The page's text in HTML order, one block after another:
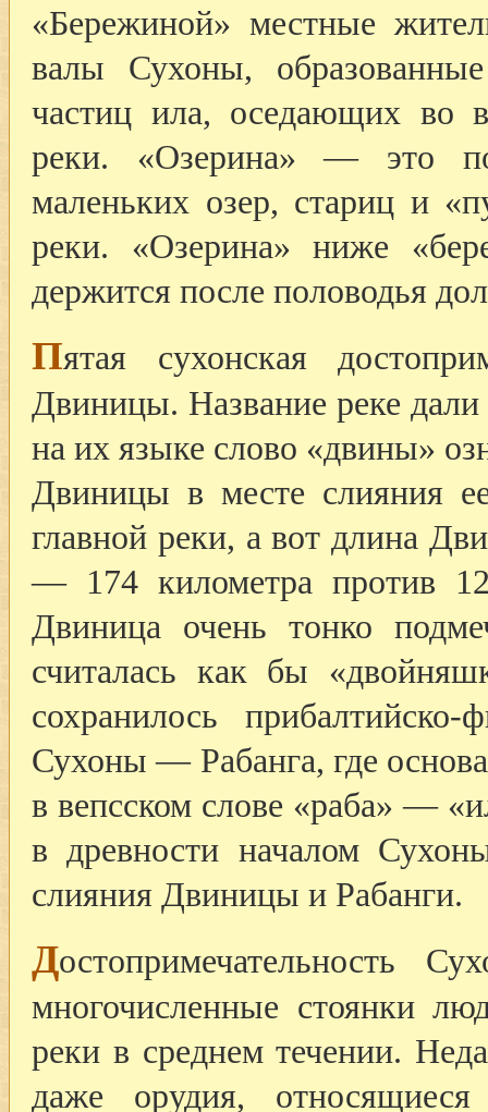
«Бережиной» местные
валы Сухоны,
частиц ила, оседающих во
реки. «Озерина» — это
маленьких озер, стариц и
реки. «Озерина» ниже
держится после половодья
Пятая сухонская
Двиницы. Название реке
на их языке слово «двины»
Двиницы в месте слияния
главной реки, а вот длина
— 174 километра против
Двиница очень тонко
считалась как бы
сохранилось
Сухоны — Рабанга, где
в вепсском слове «раба» —
в древности началом
слияния Двиницы и Рабанги.
Достопримечательность
многочисленные стоянки
реки в среднем течении.
даже орудия,